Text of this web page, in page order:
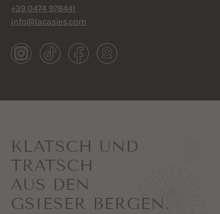
+39 0474 978441
info@lacasies.com
KLATSCH UND
TRATSCH
AUS DEN
GSIESER BERGEN.